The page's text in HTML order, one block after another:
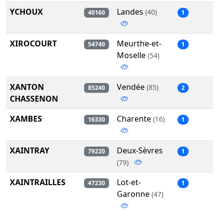
YCHOUX 40160 Landes (40) 1
XIROCOURT 54740
Meurthe-et-
Moselle (54)
1
XANTON
CHASSENON
85240 Vendée (85) 2
XAMBES 16330 Charente (16) 1
XAINTRAY 79220 Deux-Sèvres
(79)
1
XAINTRAILLES 47230
Lot-et-
Garonne (47)
1